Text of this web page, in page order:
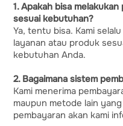
1. Apakah bisa
sesuai kebutuhan?
Ya, tentu bisa. Kami
layanan atau produk
kebutuhan Anda.
2. Bagaimana sistem
Kami menerima
maupun metode lain
pembayaran akan kami